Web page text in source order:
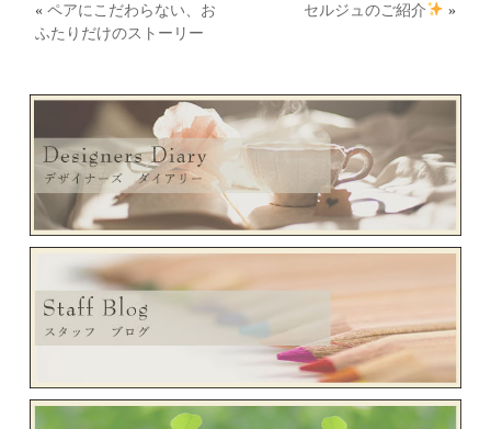
«ペアにこだわらない、お
ふたりだけのストーリー
セルジュのご紹介 »